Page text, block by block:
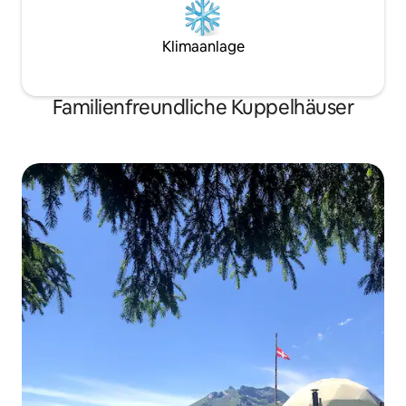
Klimaanlage
Familienfreundliche Kuppelhäuser